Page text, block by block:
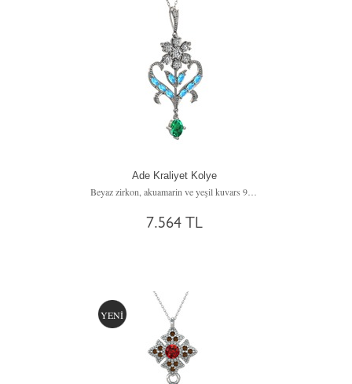
Ade Kraliyet Kolye
Beyaz zirkon, akuamarin ve yeşil kuvars 925 ayar gümüş kolye (40 cm gümüş rolo zincir)
7.564 TL
YENİ